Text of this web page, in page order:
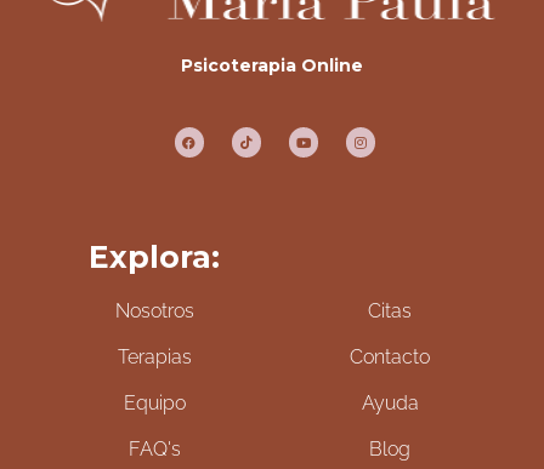
Psicoterapia Online
Explora:
Nosotros
Terapias
Equipo
FAQ's
Citas
Contacto
Ayuda
Blog